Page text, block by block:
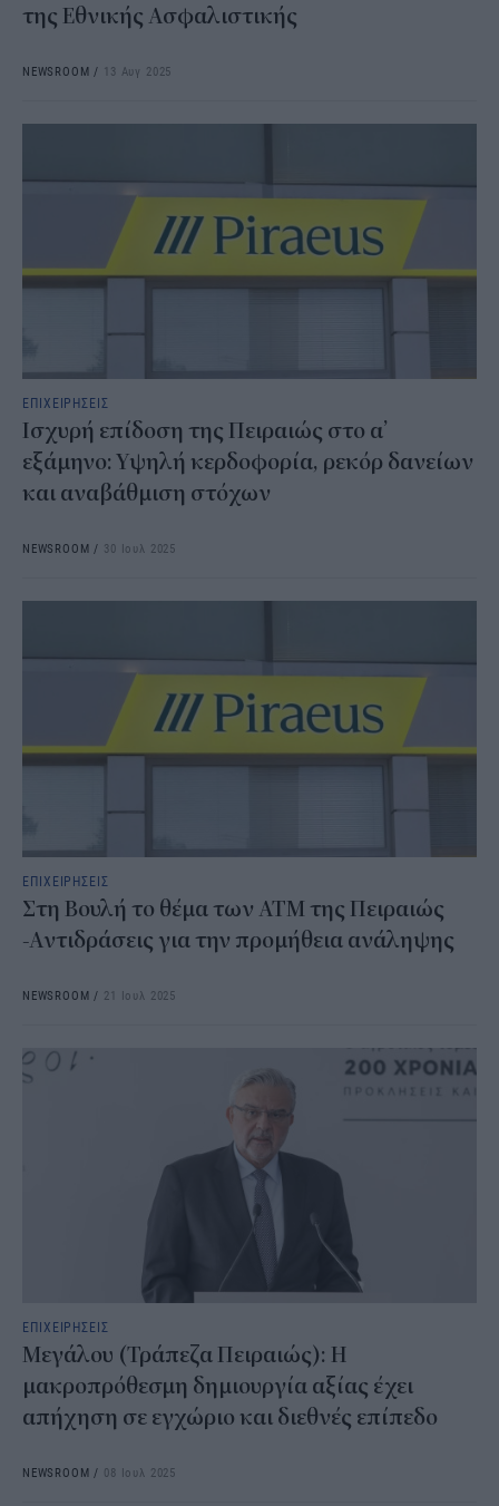
της Εθνικής Ασφαλιστικής
NEWSROOM / 13 Αυγ 2025
ΕΠΙΧΕΙΡΗΣΕΙΣ
Ισχυρή επίδοση της Πειραιώς στο α’
εξάμηνο: Υψηλή κερδοφορία, ρεκόρ δανείων
και αναβάθμιση στόχων
NEWSROOM / 30 Ιουλ 2025
ΕΠΙΧΕΙΡΗΣΕΙΣ
Στη Βουλή το θέμα των ΑΤΜ της Πειραιώς
-Αντιδράσεις για την προμήθεια ανάληψης
NEWSROOM / 21 Ιουλ 2025
ΕΠΙΧΕΙΡΗΣΕΙΣ
Μεγάλου (Τράπεζα Πειραιώς): Η
μακροπρόθεσμη δημιουργία αξίας έχει
απήχηση σε εγχώριο και διεθνές επίπεδο
NEWSROOM / 08 Ιουλ 2025